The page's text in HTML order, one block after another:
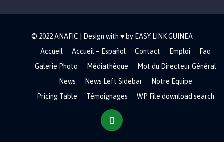
© 2022 ANAFIC | Design with ♥ by EASY LINK GUINEA
Accueil
Accueil – Español Contact Emploi
Faq
Galerie Photo
Médiathèque
Mot du Directeur Général
News
News Left Sidebar
Notre Equipe
Pricing Table
Témoignages WP File download search